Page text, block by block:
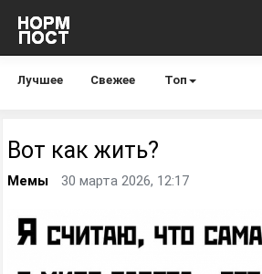
Лучшее Свежее Топ
Вот как жить?
Мемы 30 марта 2026, 12:17